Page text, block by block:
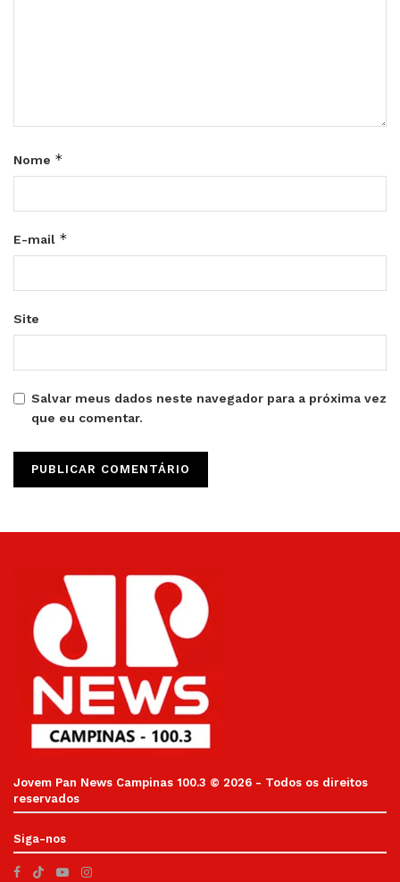
Nome *
E-mail *
Site
Salvar meus dados neste navegador para a próxima vez
que eu comentar.
Jovem Pan News Campinas 100.3 © 2026 - Todos os direitos
reservados
Siga-nos